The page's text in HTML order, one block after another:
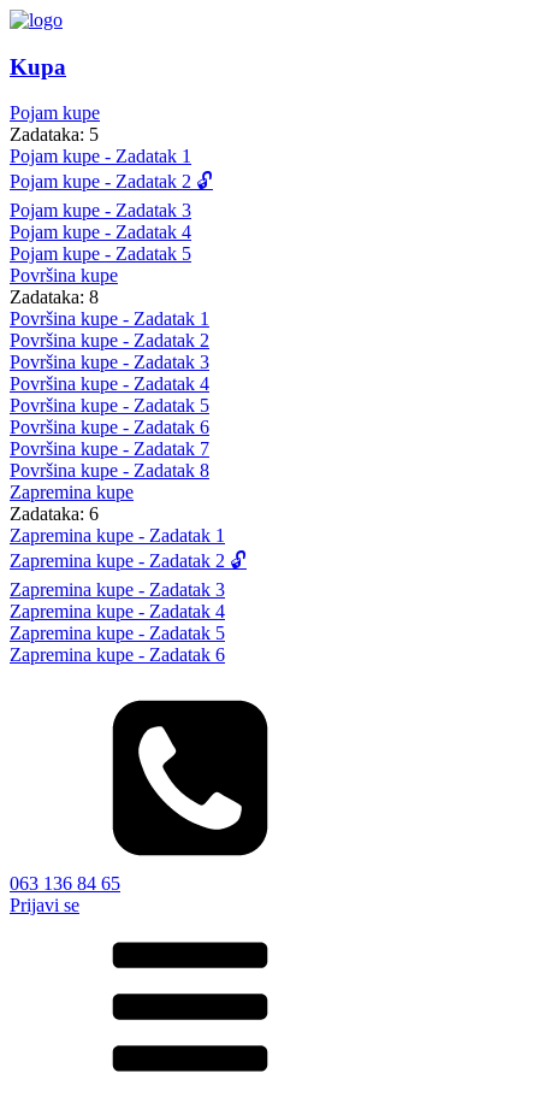
Kupa
Pojam kupe
Zadataka: 5
Pojam kupe - Zadatak 1
Pojam kupe - Zadatak 2 🔓
Pojam kupe - Zadatak 3
Pojam kupe - Zadatak 4
Pojam kupe - Zadatak 5
Površina kupe
Zadataka: 8
Površina kupe - Zadatak 1
Površina kupe - Zadatak 2
Površina kupe - Zadatak 3
Površina kupe - Zadatak 4
Površina kupe - Zadatak 5
Površina kupe - Zadatak 6
Površina kupe - Zadatak 7
Površina kupe - Zadatak 8
Zapremina kupe
Zadataka: 6
Zapremina kupe - Zadatak 1
Zapremina kupe - Zadatak 2 🔓
Zapremina kupe - Zadatak 3
Zapremina kupe - Zadatak 4
Zapremina kupe - Zadatak 5
Zapremina kupe - Zadatak 6
063 136 84 65
Prijavi se